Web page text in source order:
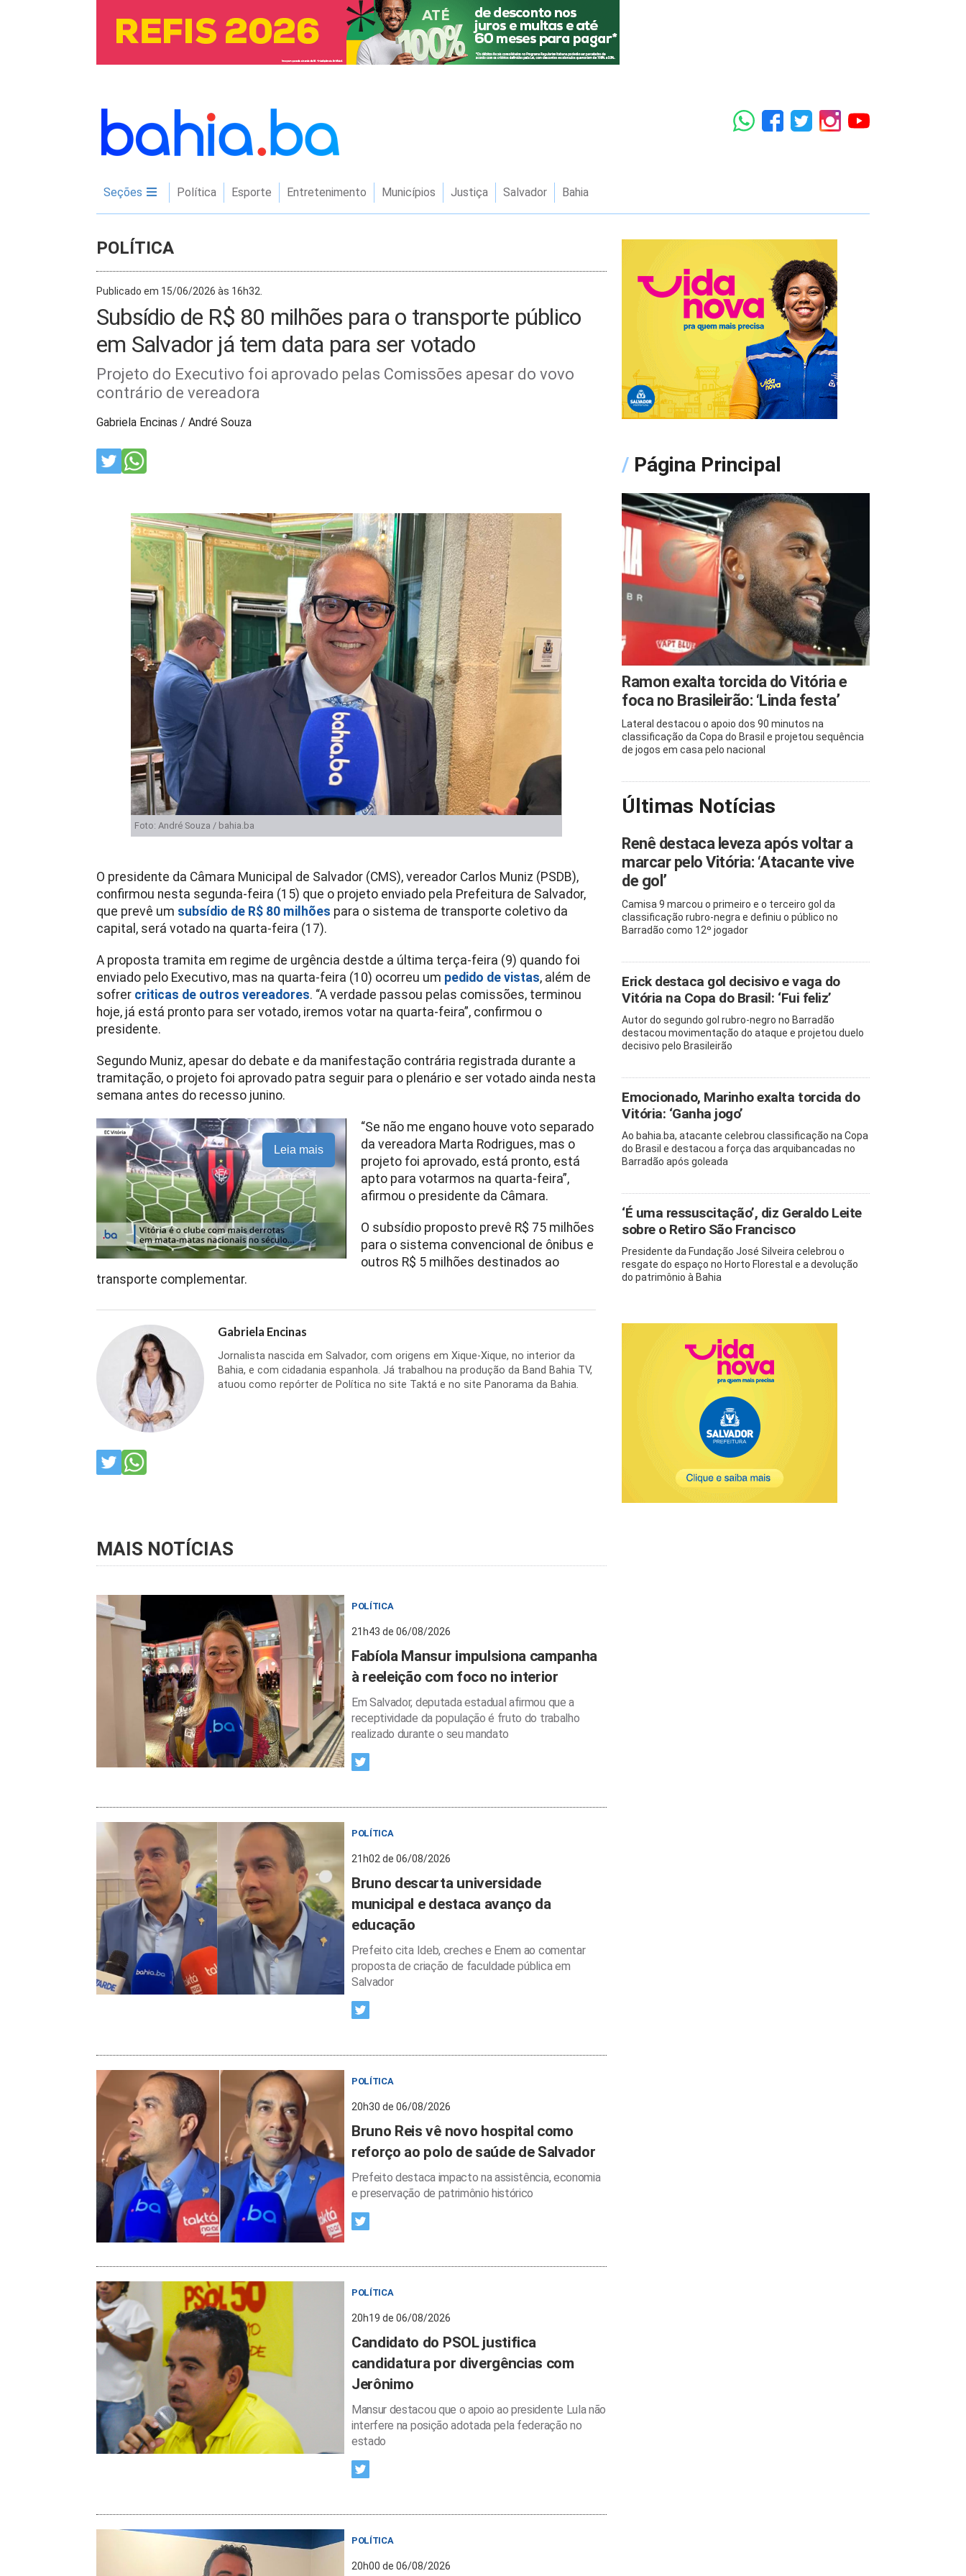
Seções Política Esporte Entretenimento Municípios Justiça Salvador Bahia
POLÍTICA
Publicado em 15/06/2026 às 16h32.
Subsídio de R$ 80 milhões para o transporte público
em Salvador já tem data para ser votado
Projeto do Executivo foi aprovado pelas Comissões apesar do vovo
contrário de vereadora
Gabriela Encinas / André Souza
Foto: André Souza / bahia.ba
O presidente da Câmara Municipal de Salvador (CMS), vereador Carlos Muniz (PSDB),
confirmou nesta segunda-feira (15) que o projeto enviado pela Prefeitura de Salvador,
que prevê um subsídio de R$ 80 milhões para o sistema de transporte coletivo da
capital, será votado na quarta-feira (17).
A proposta tramita em regime de urgência destde a última terça-feira (9) quando foi
enviado pelo Executivo, mas na quarta-feira (10) ocorreu um pedido de vistas, além de
sofrer criticas de outros vereadores. “A verdade passou pelas comissões, terminou
hoje, já está pronto para ser votado, iremos votar na quarta-feira”, confirmou o
presidente.
Segundo Muniz, apesar do debate e da manifestação contrária registrada durante a
tramitação, o projeto foi aprovado patra seguir para o plenário e ser votado ainda nesta
semana antes do recesso junino.
Leia mais
“Se não me engano houve voto separado
da vereadora Marta Rodrigues, mas o
projeto foi aprovado, está pronto, está
apto para votarmos na quarta-feira”,
afirmou o presidente da Câmara.
O subsídio proposto prevê R$ 75 milhões
para o sistema convencional de ônibus e
outros R$ 5 milhões destinados ao
transporte complementar.
Gabriela Encinas
Jornalista nascida em Salvador, com origens em Xique-Xique, no interior da
Bahia, e com cidadania espanhola. Já trabalhou na produção da Band Bahia TV,
atuou como repórter de Política no site Taktá e no site Panorama da Bahia.
MAIS NOTÍCIAS
POLÍTICA
21h43 de 06/08/2026
Fabíola Mansur impulsiona campanha
à reeleição com foco no interior
Em Salvador, deputada estadual afirmou que a
receptividade da população é fruto do trabalho
realizado durante o seu mandato
POLÍTICA
21h02 de 06/08/2026
Bruno descarta universidade
municipal e destaca avanço da
educação
Prefeito cita Ideb, creches e Enem ao comentar
proposta de criação de faculdade pública em
Salvador
POLÍTICA
20h30 de 06/08/2026
Bruno Reis vê novo hospital como
reforço ao polo de saúde de Salvador
Prefeito destaca impacto na assistência, economia
e preservação de patrimônio histórico
POLÍTICA
20h19 de 06/08/2026
Candidato do PSOL justifica
candidatura por divergências com
Jerônimo
Mansur destacou que o apoio ao presidente Lula não
interfere na posição adotada pela federação no
estado
POLÍTICA
20h00 de 06/08/2026
/ Página Principal
Ramon exalta torcida do Vitória e
foca no Brasileirão: ‘Linda festa’
Lateral destacou o apoio dos 90 minutos na
classificação da Copa do Brasil e projetou sequência
de jogos em casa pelo nacional
Últimas Notícias
Renê destaca leveza após voltar a
marcar pelo Vitória: ‘Atacante vive
de gol’
Camisa 9 marcou o primeiro e o terceiro gol da
classificação rubro-negra e definiu o público no
Barradão como 12º jogador
Erick destaca gol decisivo e vaga do
Vitória na Copa do Brasil: ‘Fui feliz’
Autor do segundo gol rubro-negro no Barradão
destacou movimentação do ataque e projetou duelo
decisivo pelo Brasileirão
Emocionado, Marinho exalta torcida do
Vitória: ‘Ganha jogo’
Ao bahia.ba, atacante celebrou classificação na Copa
do Brasil e destacou a força das arquibancadas no
Barradão após goleada
‘É uma ressuscitação’, diz Geraldo Leite
sobre o Retiro São Francisco
Presidente da Fundação José Silveira celebrou o
resgate do espaço no Horto Florestal e a devolução
do patrimônio à Bahia